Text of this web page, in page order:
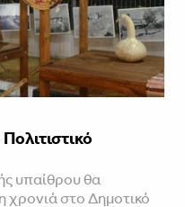
υπαίθρου θα
χρονιά στο Δημοτικό